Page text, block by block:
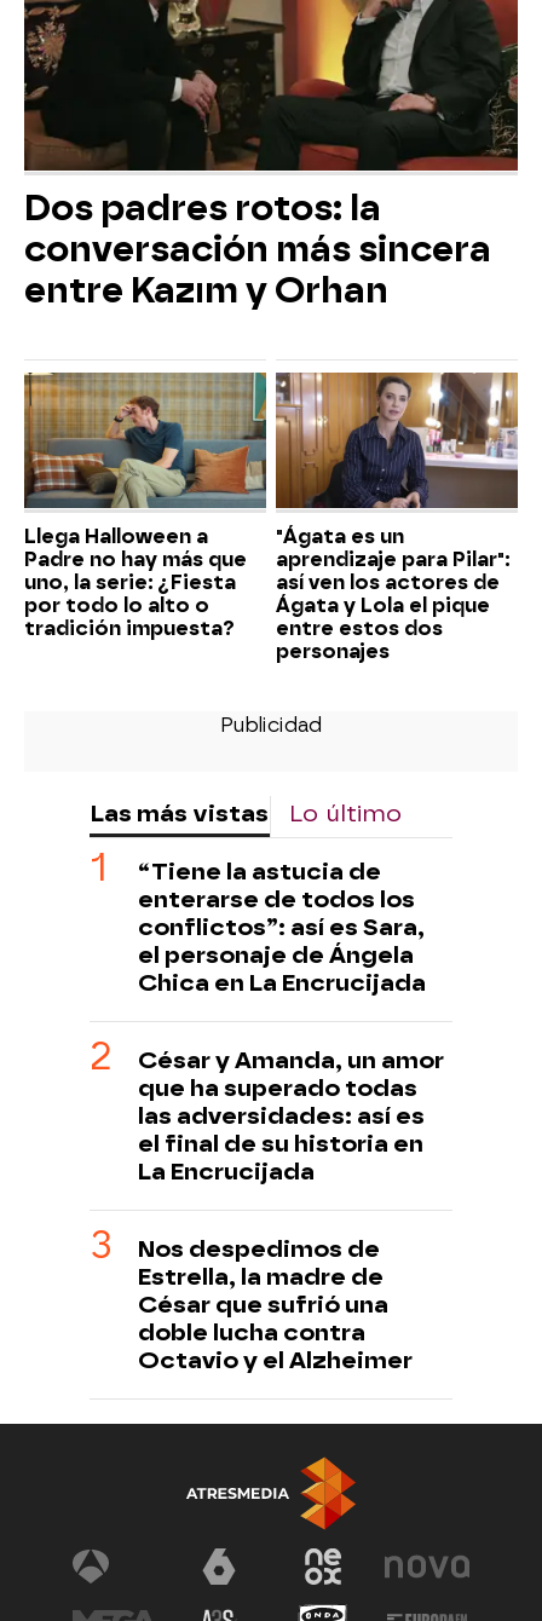
Dos padres rotos: la
conversación más sincera
entre Kazım y Orhan
Llega Halloween a
Padre no hay más que
uno, la serie: ¿Fiesta
por todo lo alto o
tradición impuesta?
"Ágata es un
aprendizaje para Pilar":
así ven los actores de
Ágata y Lola el pique
entre estos dos
personajes
Las más vistas Lo último
“Tiene la astucia de
enterarse de todos los
conflictos”: así es Sara,
el personaje de Ángela
Chica en La Encrucijada
César y Amanda, un amor
que ha superado todas
las adversidades: así es
el final de su historia en
La Encrucijada
Nos despedimos de
Estrella, la madre de
César que sufrió una
doble lucha contra
Octavio y el Alzheimer